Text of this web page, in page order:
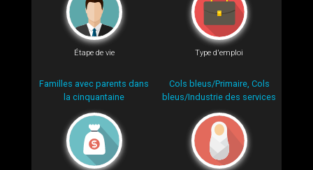
Étape de vie
Familles avec parents dans
la cinquantaine
Type d'emploi
Cols bleus/Primaire, Cols
bleus/Industrie des services